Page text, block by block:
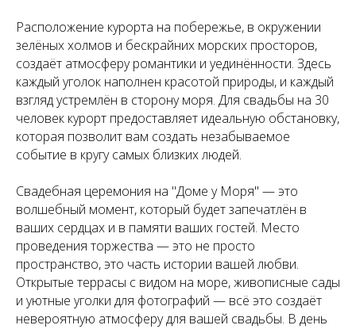
Расположение курорта на побережье, в окружении
зелёных холмов и бескрайних морских просторов,
создаёт атмосферу романтики и уединённости. Здесь
каждый уголок наполнен красотой природы, и каждый
взгляд устремлён в сторону моря. Для свадьбы на 30
человек курорт предоставляет идеальную обстановку,
которая позволит вам создать незабываемое
событие в кругу самых близких людей.
Свадебная церемония на "Доме у Моря" — это
волшебный момент, который будет запечатлён в
ваших сердцах и в памяти ваших гостей. Место
проведения торжества — это не просто
пространство, это часть истории вашей любви.
Открытые террасы с видом на море, живописные сады
и уютные уголки для фотографий — всё это создаёт
невероятную атмосферу для вашей свадьбы. В день